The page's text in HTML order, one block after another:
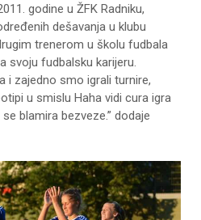
godine u ŽFK Radniku,
dešavanja u klubu
trenerom u školu fudbala
svoju fudbalsku karijeru.
i zajedno smo igrali turnire,
u smislu Haha vidi cura igra
blamira bezveze.” dodaje